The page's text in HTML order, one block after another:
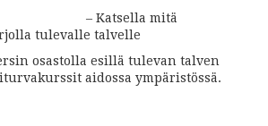
– Katsella mitä
tulevalle talvelle
osastolla esillä tulevan talven
aidossa ympäristössä.